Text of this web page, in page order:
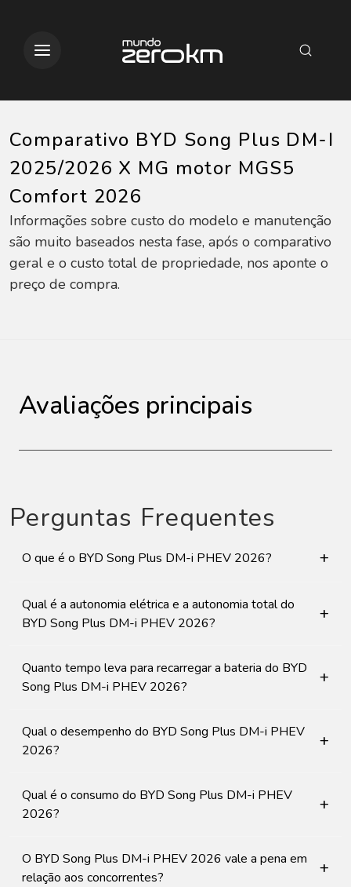
Comparativo BYD Song Plus DM-I
2025/2026 X MG motor MGS5
Comfort 2026
Informações sobre custo do modelo e manutenção
são muito baseados nesta fase, após o comparativo
geral e o custo total de propriedade, nos aponte o
preço de compra.
Avaliações principais
Perguntas Frequentes
O que é o BYD Song Plus DM-i PHEV 2026? +
Qual é a autonomia elétrica e a autonomia total do
BYD Song Plus DM-i PHEV 2026?
+
Quanto tempo leva para recarregar a bateria do BYD
Song Plus DM-i PHEV 2026?
+
Qual o desempenho do BYD Song Plus DM-i PHEV
2026?
+
Qual é o consumo do BYD Song Plus DM-i PHEV
2026?
+
O BYD Song Plus DM-i PHEV 2026 vale a pena em
relação aos concorrentes?
+